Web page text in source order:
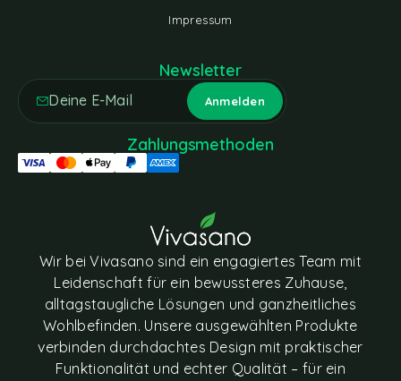
Impressum
Wir bei Vivasano sind ein engagiertes Team mit
Leidenschaft für ein bewussteres Zuhause,
alltagstaugliche Lösungen und ganzheitliches
Wohlbefinden. Unsere ausgewählten Produkte
verbinden durchdachtes Design mit praktischer
Funktionalität und echter Qualität – für ein
Newsletter
Zahlungsmethoden